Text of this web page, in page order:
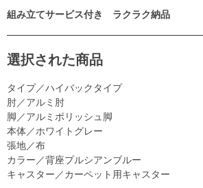
組み立てサービス付き ラクラク納品
選択された商品
タイプ／ハイバックタイプ
肘／アルミ肘
脚／アルミポリッシュ脚
本体／ホワイトグレー
張地／布
カラー／背座プルシアンブルー
キャスター／カーペット用キャスター